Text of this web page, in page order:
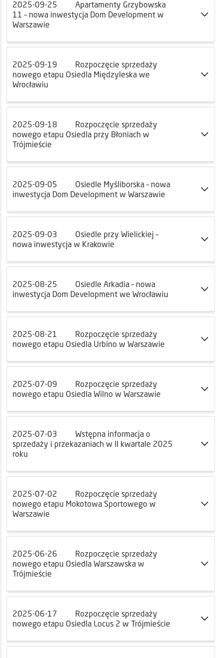
2025-09-25
Apartamenty Grzybowska
11 – nowa inwestycja Dom Development w
Warszawie
2025-09-19
Rozpoczęcie sprzedaży
nowego etapu Osiedla Międzyleska we
Wrocławiu
2025-09-18
Rozpoczęcie sprzedaży
nowego etapu Osiedla przy Błoniach w
Trójmieście
2025-09-05
Osiedle Myśliborska – nowa
inwestycja Dom Development w Warszawie
2025-09-03
Osiedle przy Wielickiej –
nowa inwestycja w Krakowie
2025-08-25
Osiedle Arkadia – nowa
inwestycja Dom Development we Wrocławiu
2025-08-21
Rozpoczęcie sprzedaży
nowego etapu Osiedla Urbino w Warszawie
2025-07-09
Rozpoczęcie sprzedaży
nowego etapu Osiedla Wilno w Warszawie
2025-07-03
Wstępna informacja o
sprzedaży i przekazaniach w II kwartale 2025
roku
2025-07-02
Rozpoczęcie sprzedaży
nowego etapu Mokotowa Sportowego w
Warszawie
2025-06-26
Rozpoczęcie sprzedaży
nowego etapu Osiedla Warszawska w
Trójmieście
2025-06-17
Rozpoczęcie sprzedaży
nowego etapu Osiedla Locus 2 w Trójmieście